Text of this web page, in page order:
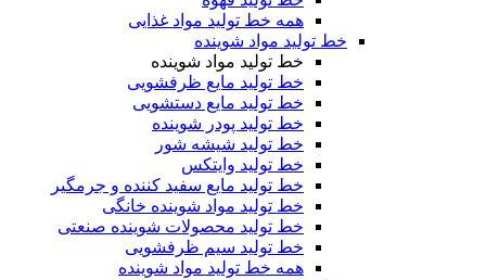
همه خط تولید مواد غذایی
خط تولید مواد شوینده
خط تولید مواد شوینده
خط تولید مایع ظرفشویی
خط تولید مایع دستشویی
خط تولید پودر شوینده
خط تولید شیشه شور
خط تولید وایتکس
خط تولید مایع سفید کننده و جرمگیر
خط تولید مواد شوینده خانگی
خط تولید محصولات شوینده صنعتی
خط تولید سیم ظرفشویی
همه خط تولید مواد شوینده